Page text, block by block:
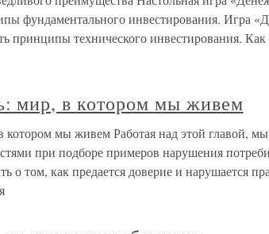
фундаментального инвестирования. Игра
принципы технического инвестирования. Как
мир, в котором мы живем
котором мы живем Работая над этой главой, мы
при подборе примеров нарушения
о том, как предается доверие и нарушается